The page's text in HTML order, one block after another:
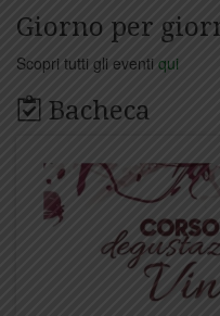
Giorno per
Scopri tutti gli eventi qui
Bacheca